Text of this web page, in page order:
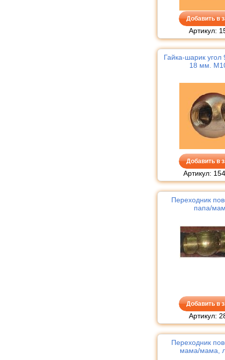
Добавить в
Артикул:
Гайка-шарик угол
18 мм.
Добавить в
Артикул:
Переходник
папа/
Добавить в
Артикул:
Переходник
мама/мама,